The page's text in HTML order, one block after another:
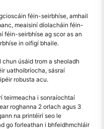
féin-seirbhíse, amhail
meaisiní díolacháin féin-
féin-seirbhíse ag scor as an
in oifigí bhaile.
úsáid trom a sheoladh
uathoibríocha, sásraí
robusta acu.
teirmeacha i sonraíochtaí
roghanna 2 orlach agus 3
na printéirí seo le
go forleathan i bhfeidhmchláir